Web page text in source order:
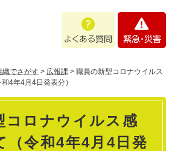
あ
問
・
織でさがす > 広報課 > 職員の新型コロナウイルス
4年4月4日発表分）
コロナウイルス感
（令和4年4月4日発